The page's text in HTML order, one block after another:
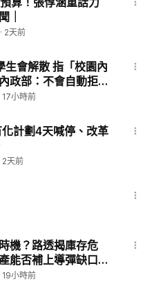
｜
· 2天前
會解散 指「校園內
政部：不會自動拒絕
人｜Danny父母申人
時 #Ti
17小時前
計劃4天喊停、改革
2天前
機？路透揭庫存危
能否補上導彈缺口？
19小時前